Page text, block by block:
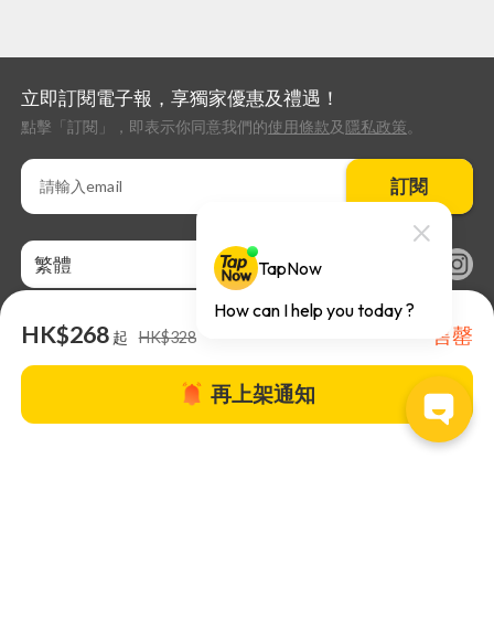
HK$268 起 HK$328 售罄
再上架通知
立即訂閱電子報，享獨家優惠及禮遇！
點擊「訂閱」，即表示你同意我們的使用條款及 隱私政策。
訂閱
繁體
關於TapNow |TapNow Blog |加入成為合作夥伴|網站條款 |幫助